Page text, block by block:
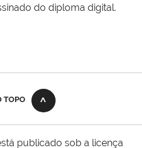
do diploma digital.
TOPO
publicado sob a licença